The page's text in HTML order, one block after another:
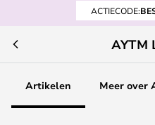
ACTIECODE:
AYTM
Artikelen Meer over